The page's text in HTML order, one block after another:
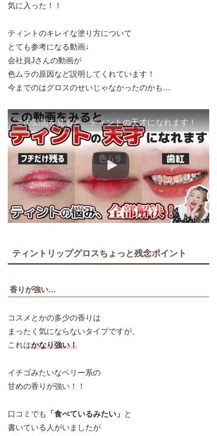
気に入った！！
ティントのキレイな塗り方について
とても参考になる動画↓
会社員Jさんの動画が
色ムラの原因など説明してくれています！
今までのはグロスのせいじゃなかったのかも…
この動画を見ると、ティントの天才になれます！
ティントリップグロスちょっと残念ポイント
香りが強い…
コスメとかの多少の香りは
まったく気にならないタイプですが、
これはかなり強い！
イチゴみたいなベリー系の
甘めの香りが強い！！
口コミでも 「食べているみたい」
と
書いている人がいましたが